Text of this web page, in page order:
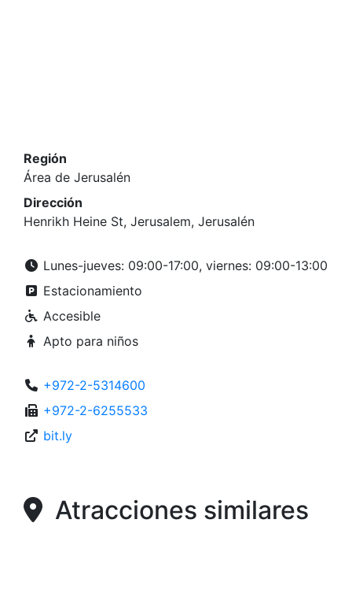
Región
Área de Jerusalén
Dirección
Henrikh Heine St, Jerusalem, Jerusalén
Lunes-jueves: 09:00-17:00, viernes: 09:00-13:00
Estacionamiento
Accesible
Apto para niños
+972-2-5314600
+972-2-6255533
bit.ly
Atracciones similares